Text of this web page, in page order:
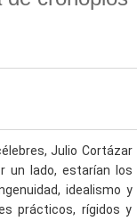
Julio Cortázar
un lado, estarían los
idealismo y
prácticos, rígidos y